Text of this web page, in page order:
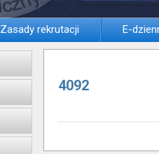
Zasady rekrutacji E-
4092